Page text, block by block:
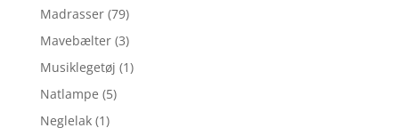
Madrasser (79)
Mavebælter (3)
Musiklegetøj (1)
Natlampe (5)
Neglelak (1)